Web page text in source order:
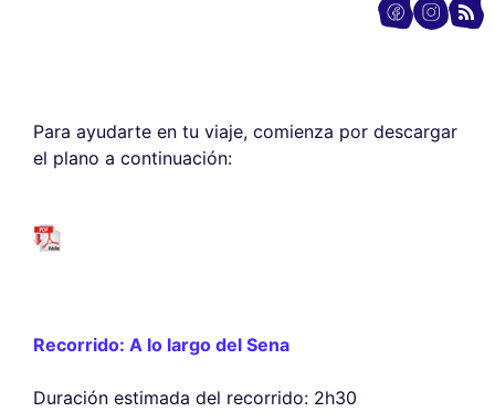
Para ayudarte en tu viaje, comienza por descargar
el plano a continuación:
Recorrido: A lo largo del Sena
Duración estimada del recorrido: 2h30